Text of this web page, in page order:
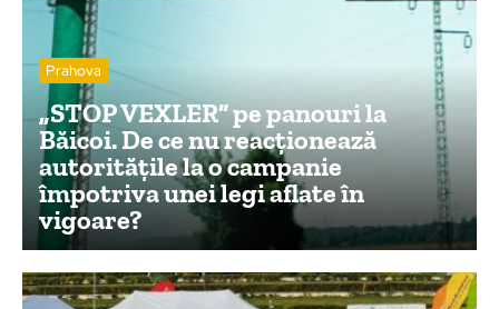
Prahova
„STOP VEXLER” pe panouri la
Băicoi. De ce nu reacționează
autoritățile la o campanie
împotriva unei legi aflate în
vigoare?